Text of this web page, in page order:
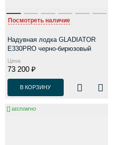
Посмотреть наличие
Надувная лодка GLADIATOR
E330PRO черно-бирюзовый
Цена
73 200 ₽
В КОРЗИНУ
БЕСПЛАТНО